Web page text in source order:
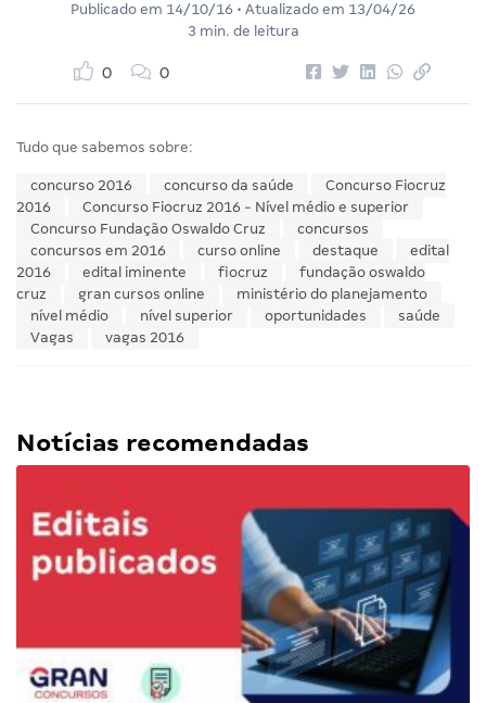
Publicado em 14/10/16 • Atualizado em 13/04/26
3 min. de leitura
0 0
Tudo que sabemos sobre:
concurso 2016 concurso da saúde
Concurso Fiocruz
2016
Concurso Fiocruz 2016 - Nível médio e superior
Concurso Fundação Oswaldo Cruz
concursos
concursos em 2016
curso online destaque
edital
2016
edital iminente fiocruz
fundação oswaldo
cruz
gran cursos online
ministério do planejamento
nível médio
nível superior oportunidades
saúde
Vagas
vagas 2016
Notícias recomendadas